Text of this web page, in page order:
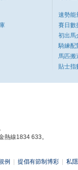
速勢能
賽日數
初出馬
騎練配
馬匹搬
貼士指
熱線1834 633。
例 提倡有節制博彩 私